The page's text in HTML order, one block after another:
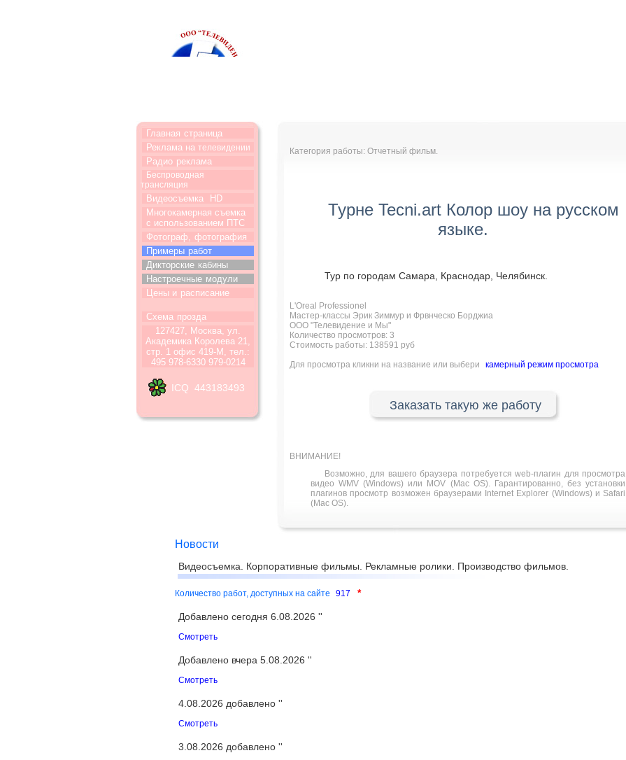
Главная страница
Реклама на телевидении
Радио реклама
Беспроводная
трансляция
Видеосъемка
HD
Многокамерная съемка
с использованием ПТС
Фотограф, фотография
Примеры работ
Дикторские кабины
Настроечные модули
Цены и расписание
Схема прозда
127427, Москва, ул.
Академика Королева 21,
стр. 1 офис 419-М, тел.:
495 978-6330 979-0214
ICQ 443183493
Категория работы: Отчетный фильм.
Турне Tecni.art Колор шоу на русском
языке.
Тур по городам Самара, Краснодар, Челябинск.
L'Oreal Professionel
Мастер-классы Эрик Зиммур и Фрвнческо Борджиа
ООО "Телевидение и Мы"
Количество просмотров: 3
Стоимость работы: 138591 руб
Для просмотра кликни на название или выбери
камерный режим просмотра
Заказать такую же работу
ВНИМАНИЕ!
Возможно, для вашего браузера потребуется web-плагин для просмотра
видео WMV (Windows) или MOV (Mac OS). Гарантированно, без установки
плагинов просмотр возможен браузерами Internet Explorer (Windows) и Safari
(Mac OS).
Новости
Видеосъемка. Корпоративные фильмы. Рекламные ролики. Производство фильмов.
Количество работ, доступных на сайте 917 *
Добавлено сегодня 6.08.2026 ''
Смотреть
Добавлено вчера 5.08.2026 ''
Смотреть
4.08.2026 добавлено ''
Смотреть
3.08.2026 добавлено ''